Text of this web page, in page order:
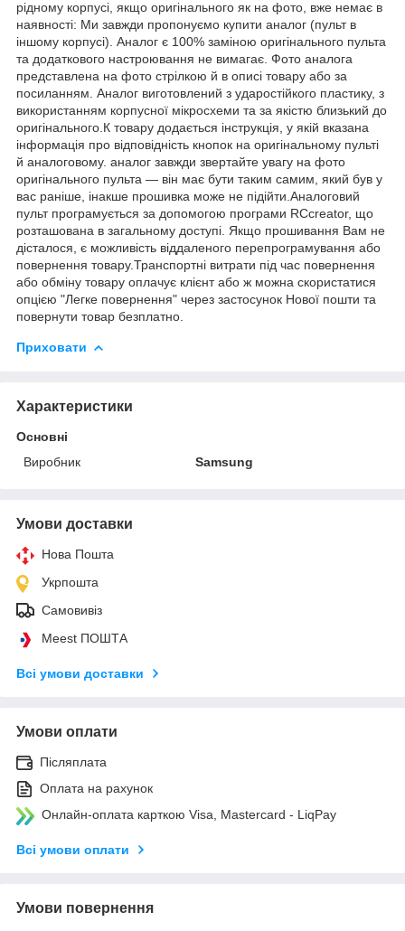
рідному корпусі, якщо оригінального як на фото, вже немає в
наявності: Ми завжди пропонуємо купити аналог (пульт в
іншому корпусі). Аналог є 100% заміною оригінального пульта
та додаткового настроювання не вимагає. Фото аналога
представлена на фото стрілкою й в описі товару або за
посиланням. Аналог виготовлений з ударостійкого пластику, з
використанням корпусної мікросхеми та за якістю близький до
оригінального.К товару додається інструкція, у якій вказана
інформація про відповідність кнопок на оригінальному пульті
й аналоговому. аналог завжди звертайте увагу на фото
оригінального пульта — він має бути таким самим, який був у
вас раніше, інакше прошивка може не підійти.Аналоговий
пульт програмується за допомогою програми RCcreator, що
розташована в загальному доступі. Якщо прошивання Вам не
дісталося, є можливість віддаленого перепрограмування або
повернення товару.Транспортні витрати під час повернення
або обміну товару оплачує клієнт або ж можна скористатися
опцією "Легке повернення" через застосунок Нової пошти та
повернути товар безплатно.
Приховати
Характеристики
Основні
Виробник
Samsung
Умови доставки
Нова Пошта
Укрпошта
Самовивіз
Meest ПОШТА
Всі умови доставки
Умови оплати
Післяплата
Оплата на рахунок
Онлайн-оплата карткою Visa, Mastercard - LiqPay
Всі умови оплати
Умови повернення